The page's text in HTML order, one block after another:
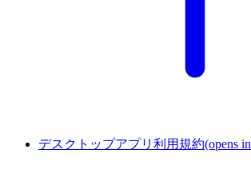
デスクトップアプリ利用規約(opens